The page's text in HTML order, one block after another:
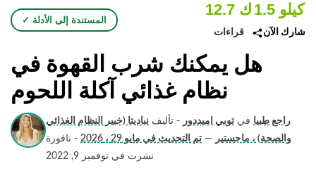
✓ المستندة إلى الأدلة
12.7 ك
قراءات
1.5 كيلو
شارك الآن
هل يمكنك شرب القهوة في
نظام غذائي آكلة اللحوم
راجع طبيا في توبي اميددور - تأليف نباديتا (خبير النظام الغذائي
والصحة) ، ماجستير — تم التحديث في مايو 29 ، 2026
- نافورة
نشرت في نوفمبر 9, 2022